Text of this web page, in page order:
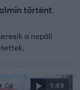
történt
a nepáli
1:49